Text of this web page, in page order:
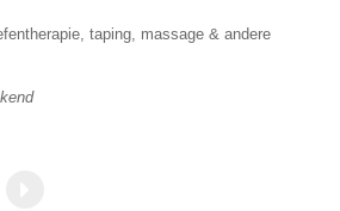
taping, massage & andere